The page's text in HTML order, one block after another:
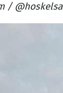
/ @hoskelsa